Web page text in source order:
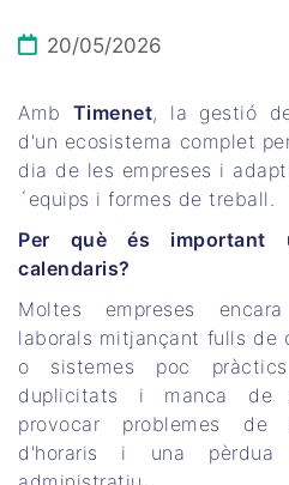
20/05/2026
Amb Timenet, la gestió
d'un ecosistema complet
dia de les empreses i
´equips i formes de treball.
Per què és important
calendaris?
Moltes empreses
laborals mitjançant fulls de
o sistemes poc
duplicitats i manca de
provocar problemes de
d'horaris i una